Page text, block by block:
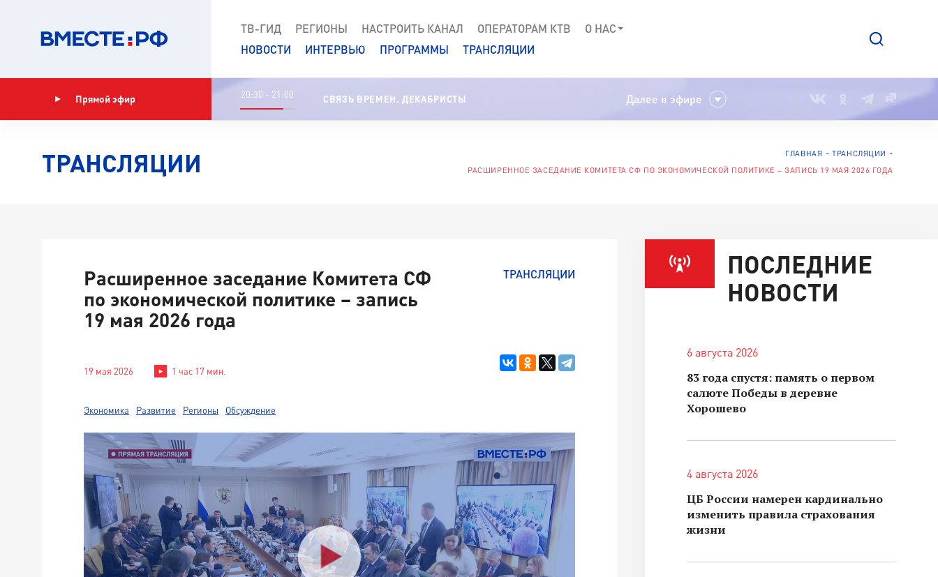
ТВ-ГИД РЕГИОНЫ НАСТРОИТЬ КАНАЛ ОПЕРАТОРАМ КТВ
О НАС
НОВОСТИ
ИНТЕРВЬЮ ПРОГРАММЫ ТРАНСЛЯЦИИ
Прямой эфир 20:30 - 21:00 СВЯЗЬ ВРЕМЕН. ДЕКАБРИСТЫ Далее в эфире
ТРАНСЛЯЦИИ ГЛАВНАЯ
ТРАНСЛЯЦИИ
РАСШИРЕННОЕ ЗАСЕДАНИЕ КОМИТЕТА СФ ПО ЭКОНОМИЧЕСКОЙ ПОЛИТИКЕ – ЗАПИСЬ 19 МАЯ 2026 ГОДА
ТРАНСЛЯЦИИ
Расширенное заседание Комитета СФ
по экономической политике – запись
19 мая 2026 года
19 мая 2026 1 час 17 мин.
Экономика Развитие Регионы Обсуждение
ПОСЛЕДНИЕ
НОВОСТИ
6 августа 2026
83 года спустя: память о первом
салюте Победы в деревне
Хорошево
4 августа 2026
ЦБ России намерен кардинально
изменить правила страхования
жизни